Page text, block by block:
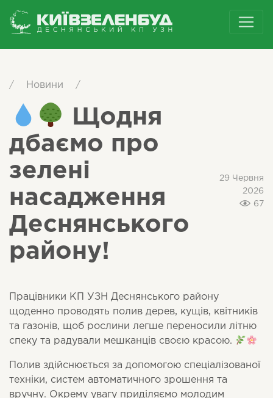
/ Новини /
Щодня
дбаємо про
зелені
насадження
Деснянського
району!
29 Червня
2026
67
Працівники КП УЗН Деснянського району
щоденно проводять полив дерев, кущів, квітників
та газонів, щоб рослини легше переносили літню
спеку та радували мешканців своєю красою.
Полив здійснюється за допомогою спеціалізованої
техніки, систем автоматичного зрошення та
вручну. Окрему увагу приділяємо молодим